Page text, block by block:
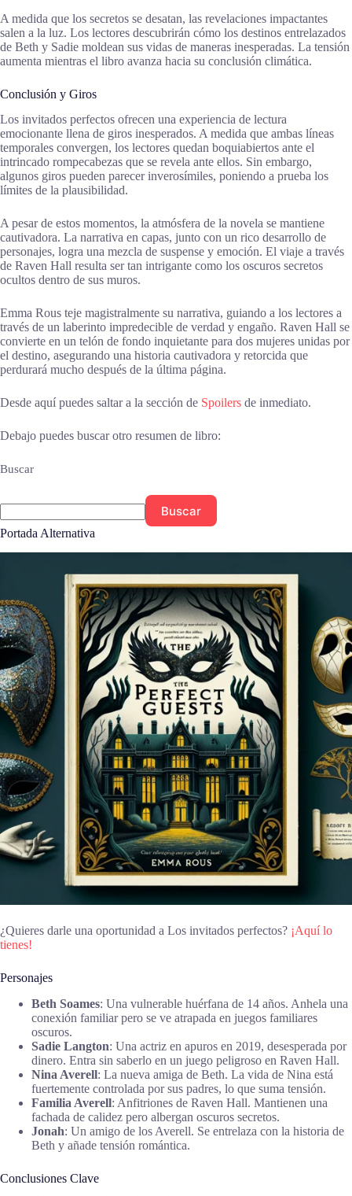
A medida que los secretos se desatan, las revelaciones impactantes
salen a la luz. Los lectores descubrirán cómo los destinos entrelazados
de Beth y Sadie moldean sus vidas de maneras inesperadas. La tensión
aumenta mientras el libro avanza hacia su conclusión climática.
Conclusión y Giros
Los invitados perfectos ofrecen una experiencia de lectura
emocionante llena de giros inesperados. A medida que ambas líneas
temporales convergen, los lectores quedan boquiabiertos ante el
intrincado rompecabezas que se revela ante ellos. Sin embargo,
algunos giros pueden parecer inverosímiles, poniendo a prueba los
límites de la plausibilidad.
A pesar de estos momentos, la atmósfera de la novela se mantiene
cautivadora. La narrativa en capas, junto con un rico desarrollo de
personajes, logra una mezcla de suspense y emoción. El viaje a través
de Raven Hall resulta ser tan intrigante como los oscuros secretos
ocultos dentro de sus muros.
Emma Rous teje magistralmente su narrativa, guiando a los lectores a
través de un laberinto impredecible de verdad y engaño. Raven Hall se
convierte en un telón de fondo inquietante para dos mujeres unidas por
el destino, asegurando una historia cautivadora y retorcida que
perdurará mucho después de la última página.
Desde aquí puedes saltar a la sección de Spoilers de inmediato.
Debajo puedes buscar otro resumen de libro:
Buscar
Buscar
Portada Alternativa
¿Quieres darle una oportunidad a Los invitados perfectos? ¡Aquí lo
tienes!
Personajes
Beth Soames: Una vulnerable huérfana de 14 años. Anhela una
conexión familiar pero se ve atrapada en juegos familiares
oscuros.
Sadie Langton: Una actriz en apuros en 2019, desesperada por
dinero. Entra sin saberlo en un juego peligroso en Raven Hall.
Nina Averell: La nueva amiga de Beth. La vida de Nina está
fuertemente controlada por sus padres, lo que suma tensión.
Familia Averell: Anfitriones de Raven Hall. Mantienen una
fachada de calidez pero albergan oscuros secretos.
Jonah: Un amigo de los Averell. Se entrelaza con la historia de
Beth y añade tensión romántica.
Conclusiones Clave